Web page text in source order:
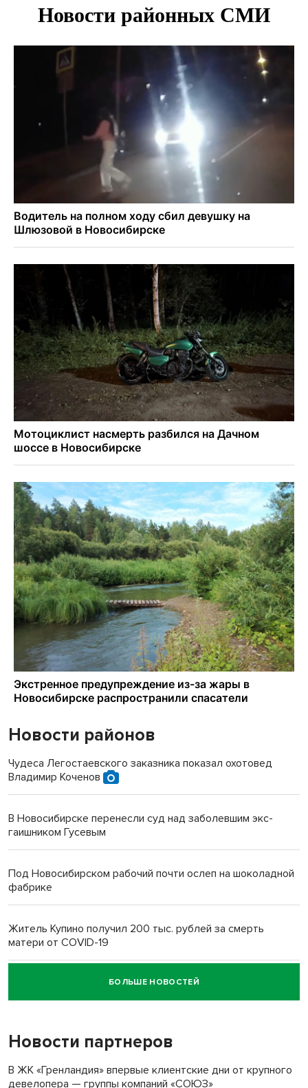
Новости районов
Чудеса Легостаевского заказника показал охотовед
Владимир Коченов
В Новосибирске перенесли суд над заболевшим экс-
гаишником Гусевым
Под Новосибирском рабочий почти ослеп на шоколадной
фабрике
Житель Купино получил 200 тыс. рублей за смерть
матери от COVID-19
Новосибирский суд наказал водителя за смерть
пенсионерки на вокзале
БОЛЬШЕ НОВОСТЕЙ
Новости партнеров
В ЖК «Гренландия» впервые клиентские дни от крупного
девелопера — группы компаний «СОЮЗ»